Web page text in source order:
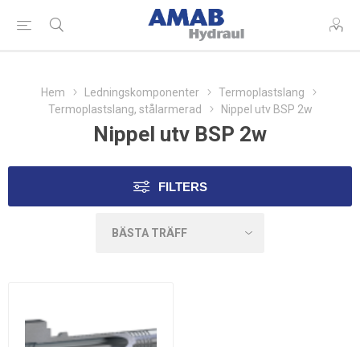
Hem Ledningskomponenter
Termoplastslang
Termoplastslang, stålarmerad
Nippel utv BSP 2w
Nippel utv BSP 2w
FILTERS